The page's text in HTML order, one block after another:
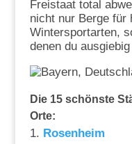
Freistaat total
nicht nur Berge für
Wintersportarten,
denen du
Die 15 schönste
Orte:
Rosenheim